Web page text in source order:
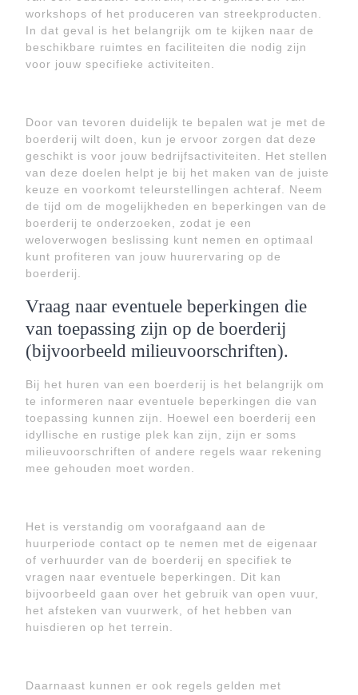
workshops of het produceren van streekproducten.
In dat geval is het belangrijk om te kijken naar de
beschikbare ruimtes en faciliteiten die nodig zijn
voor jouw specifieke activiteiten.
Door van tevoren duidelijk te bepalen wat je met de
boerderij wilt doen, kun je ervoor zorgen dat deze
geschikt is voor jouw bedrijfsactiviteiten. Het stellen
van deze doelen helpt je bij het maken van de juiste
keuze en voorkomt teleurstellingen achteraf. Neem
de tijd om de mogelijkheden en beperkingen van de
boerderij te onderzoeken, zodat je een
weloverwogen beslissing kunt nemen en optimaal
kunt profiteren van jouw huurervaring op de
boerderij.
Vraag naar eventuele beperkingen die
van toepassing zijn op de boerderij
(bijvoorbeeld milieuvoorschriften).
Bij het huren van een boerderij is het belangrijk om
te informeren naar eventuele beperkingen die van
toepassing kunnen zijn. Hoewel een boerderij een
idyllische en rustige plek kan zijn, zijn er soms
milieuvoorschriften of andere regels waar rekening
mee gehouden moet worden.
Het is verstandig om voorafgaand aan de
huurperiode contact op te nemen met de eigenaar
of verhuurder van de boerderij en specifiek te
vragen naar eventuele beperkingen. Dit kan
bijvoorbeeld gaan over het gebruik van open vuur,
het afsteken van vuurwerk, of het hebben van
huisdieren op het terrein.
Daarnaast kunnen er ook regels gelden met